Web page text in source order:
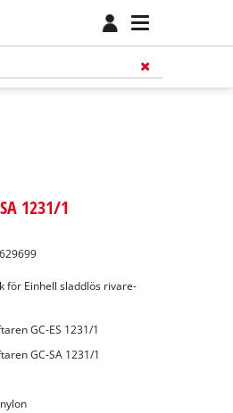
1231/1
för Einhell sladdlös rivare-
GC-ES 1231/1
GC-SA 1231/1